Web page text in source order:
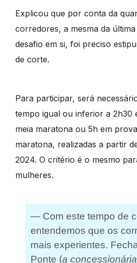
Explicou que por conta da
corredores, a mesma da
desafio em si, foi preciso
de corte.
Para participar, será
tempo igual ou inferior a 2h30
meia maratona ou 5h em
maratona, realizadas a partir
2024. O critério é o mesmo
mulheres.
— Com este tempo de
entendemos que os
mais experientes.
Ponte (a